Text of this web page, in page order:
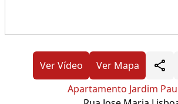
Ver Vídeo
Ver Mapa
Apartamento Jardim